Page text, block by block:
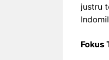
justru
Fokus